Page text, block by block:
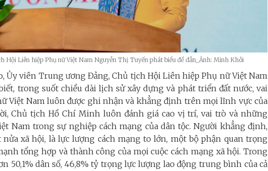
Hội Liên hiệp Phụ nữ Việt Nam Nguyễn Thị Tuyến phát biểu đề dẫn_Ảnh: Minh Khôi
Ủy viên Trung ương Đảng, Chủ tịch Hội Liên hiệp Phụ nữ Việt Nam
trong suốt chiều dài lịch sử xây dựng và phát triển đất nước, vai
Việt Nam luôn được ghi nhận và khẳng định trên mọi lĩnh vực của
Chủ tịch Hồ Chí Minh luôn đánh giá cao vị trí, vai trò và những
Nam trong sự nghiệp cách mạng của dân tộc. Người khẳng định,
xã hội, là lực lượng cách mạng to lớn, một bộ phận quan trọng
tổng hợp và thành công của mọi cuộc cách mạng xã hội. Trong
50,1% dân số, 46,8% tỷ trọng lực lượng lao động trung bình của cả